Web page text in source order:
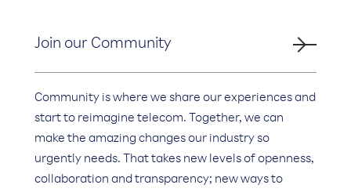
Join our Community
Community is where we share our experiences and
start to reimagine telecom. Together, we can
make the amazing changes our industry so
urgently needs. That takes new levels of openness,
collaboration and transparency; new ways to